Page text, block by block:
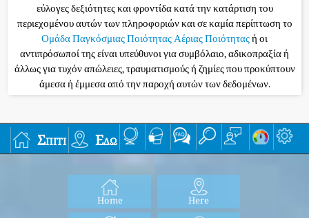
εύλογες δεξιότητες και φροντίδα κατά την κατάρτιση του
περιεχομένου αυτών των πληροφοριών και σε καμία περίπτωση το
Ομάδα Παγκόσμιας Ποιότητας Αέριας Ποιότηταςή οι
αντιπρόσωποί της είναι υπεύθυνοι για συμβόλαιο, αδικοπραξία ή
άλλως για τυχόν απώλειες, τραυματισμούς ή ζημίες που προκύπτουν
άμεσα ή έμμεσα από την παροχή αυτών των δεδομένων.
Σπίτι Εδώ
Home Here